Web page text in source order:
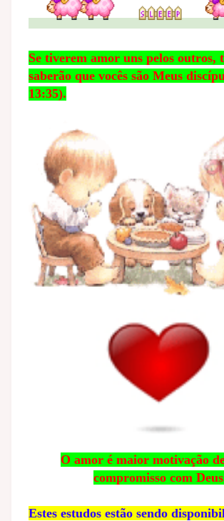
Se tiverem amor uns pelos outros,
saberão que vocês são Meus
13:35).
O amor é maior motivação
compromisso com
Estes estudos estão sendo